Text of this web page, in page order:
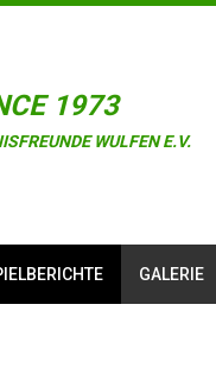
1973
WULFEN E.V.
GALERIE